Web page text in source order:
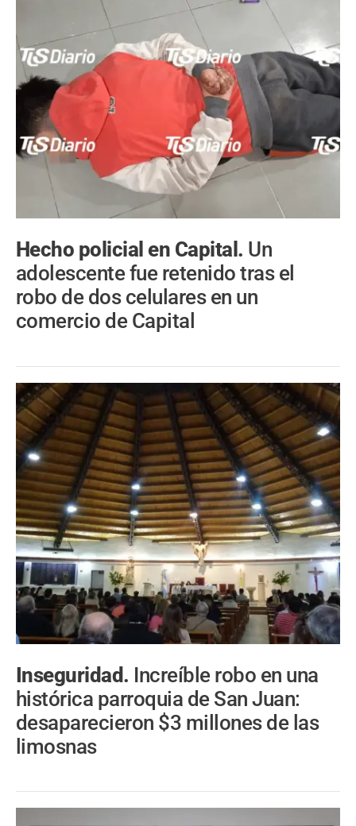
Hecho policial en Capital. Un
adolescente fue retenido tras el
robo de dos celulares en un
comercio de Capital
Inseguridad. Increíble robo en una
histórica parroquia de San Juan:
desaparecieron $3 millones de las
limosnas